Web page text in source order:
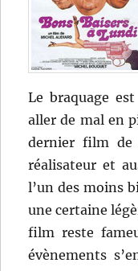
Le braquage
aller de mal en
dernier film de
réalisateur et
l’un des moins
une certaine
film reste
évènements